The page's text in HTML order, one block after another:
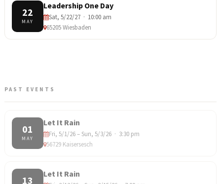
22
MAY
Leadership One Day
Sat, 5/22/27 · 10:00 am
65205 Wiesbaden
PAST EVENTS
01
MAY
Let It Rain
Fri, 5/1/26 – Sun, 5/3/26 · 3:30 pm
56729 Kaisersesch
13
Let It Rain